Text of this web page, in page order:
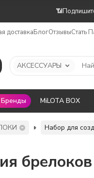
доставкаБлогОтзывыСтать
АКСЕССУАРЫ
Бренды MiLOTA BOX
Набор для
брелоков